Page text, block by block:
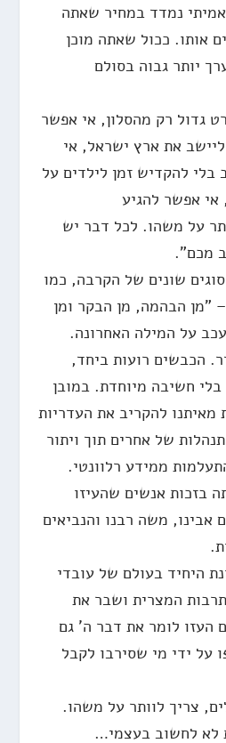
נמדד במחיר שאתה
אותו. ככול שאתה מוכן
יותר גבוה בסולם
גדול רק מהסלון, אי אפשר
ליישב את ארץ ישראל, אי
בלי להקדיש זמן לילדים על
אי אפשר להגיע
על משהו. לכל דבר יש
מכם".
שונים של הקרבה, כמו
"מן הבהמה, מן הבקר ומן
על המילה האחרונה.
הכבשים רועות ביחד,
בלי חשיבה מיוחדת. במובן
להקריב את העדריות
של אחרים תוך ויתור
ממידע רלוונטי.
בזכות אנשים שהעיזו
משה רבנו והנביאים
היחיד בעולם של עובדי
המצרית ושבר את
העזו לומר את דבר ה' גם
על ידי מי שסירבו לקבל
צריך לוותר על משהו.
לא לחשוב בעצמי…